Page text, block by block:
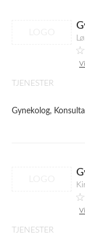
TJENESTER
Gynekolog,
TJENESTER